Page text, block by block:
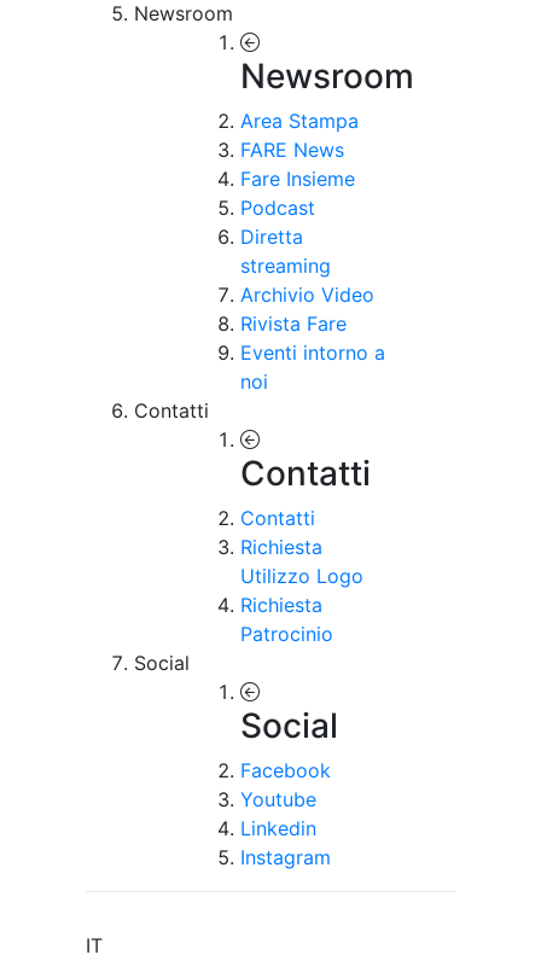
Newsroom
Newsroom
Area Stampa
FARE News
Fare Insieme
Podcast
Diretta
streaming
Archivio Video
Rivista Fare
Eventi intorno a
noi
Contatti
Contatti
Contatti
Richiesta
Utilizzo Logo
Richiesta
Patrocinio
Social
Social
Facebook
Youtube
Linkedin
Instagram
IT